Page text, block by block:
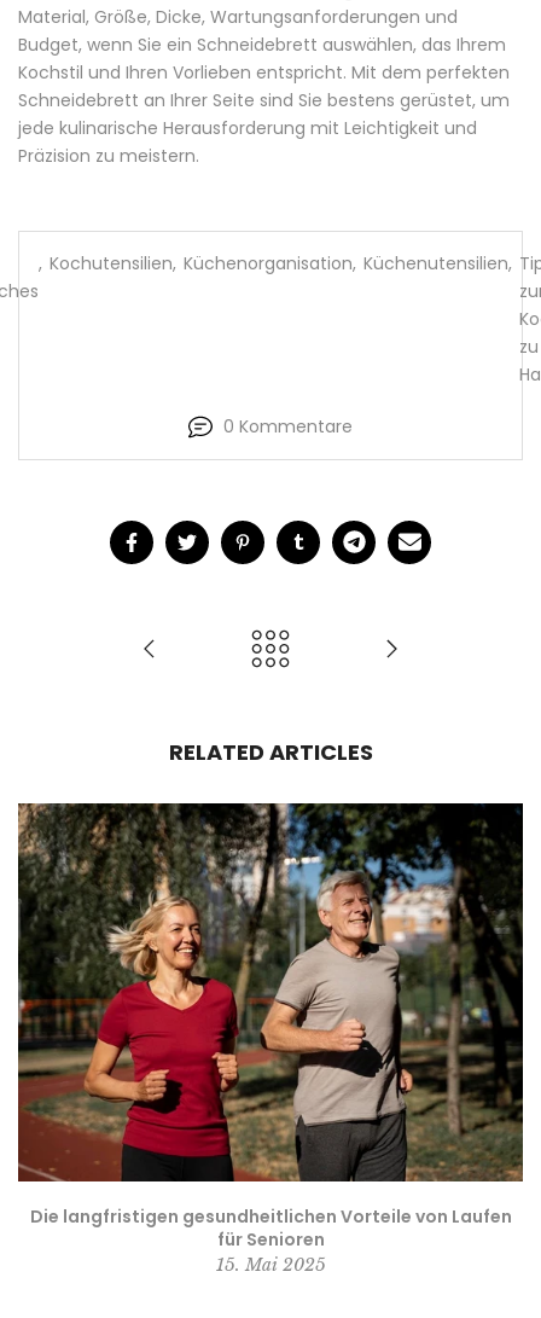
Material, Größe, Dicke, Wartungsanforderungen und
Budget, wenn Sie ein Schneidebrett auswählen, das Ihrem
Kochstil und Ihren Vorlieben entspricht. Mit dem perfekten
Schneidebrett an Ihrer Seite sind Sie bestens gerüstet, um
jede kulinarische Herausforderung mit Leichtigkeit und
Präzision zu meistern.
, Kochutensilien, Küchenorganisation, Küchenutensilien,
zu
0 Kommentare
RELATED ARTICLES
Die langfristigen gesundheitlichen Vorteile von Laufen
für Senioren
15. Mai 2025